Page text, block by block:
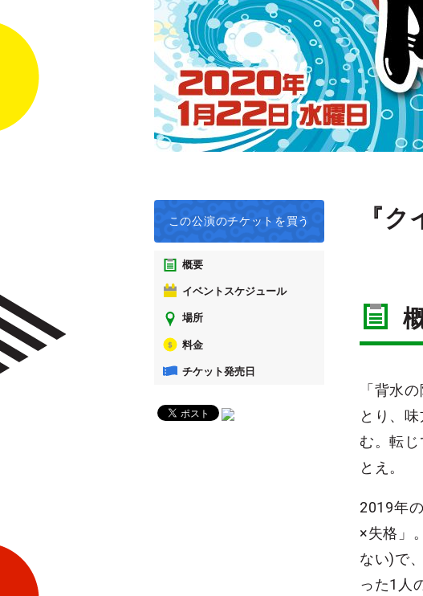
この公演のチケットを買う
概要
イベントスケジュール
場所
料金
チケット発売日
『
「背水
とり、
む。転
とえ。
2019年
×失格」
ない)で
った1人